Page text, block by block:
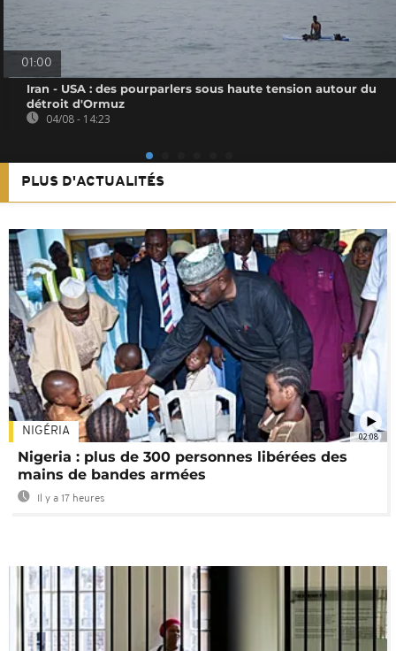
01:00
Iran - USA : des pourparlers sous haute tension autour du
détroit d'Ormuz
04/08 - 14:23
PLUS D'ACTUALITÉS
02:08
NIGÉRIA
Nigeria : plus de 300 personnes libérées des
mains de bandes armées
Il y a 17 heures